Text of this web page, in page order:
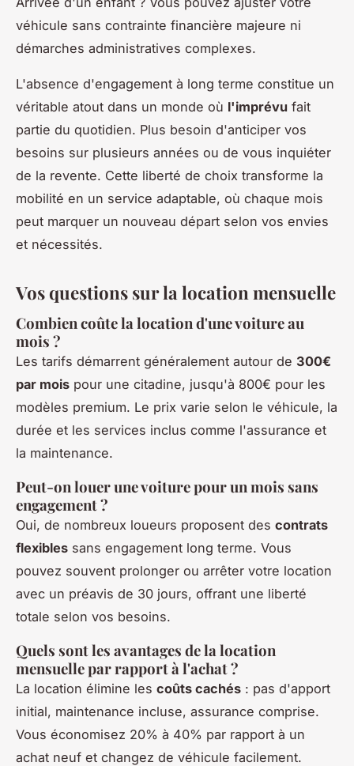
véhicule sans contrainte financière majeure ni
démarches administratives complexes.
L'absence d'engagement à long terme constitue un
véritable atout dans un monde où l'imprévu fait
partie du quotidien. Plus besoin d'anticiper vos
besoins sur plusieurs années ou de vous inquiéter
de la revente. Cette liberté de choix transforme la
mobilité en un service adaptable, où chaque mois
peut marquer un nouveau départ selon vos envies
et nécessités.
Vos questions sur la location mensuelle
Combien coûte la location d'une voiture au
mois ?
Les tarifs démarrent généralement autour de 300€
par mois pour une citadine, jusqu'à 800€ pour les
modèles premium. Le prix varie selon le véhicule, la
durée et les services inclus comme l'assurance et
la maintenance.
Peut-on louer une voiture pour un mois sans
engagement ?
Oui, de nombreux loueurs proposent des contrats
flexibles sans engagement long terme. Vous
pouvez souvent prolonger ou arrêter votre location
avec un préavis de 30 jours, offrant une liberté
totale selon vos besoins.
Quels sont les avantages de la location
mensuelle par rapport à l'achat ?
La location élimine les coûts cachés : pas d'apport
initial, maintenance incluse, assurance comprise.
Vous économisez 20% à 40% par rapport à un
achat neuf et changez de véhicule facilement.